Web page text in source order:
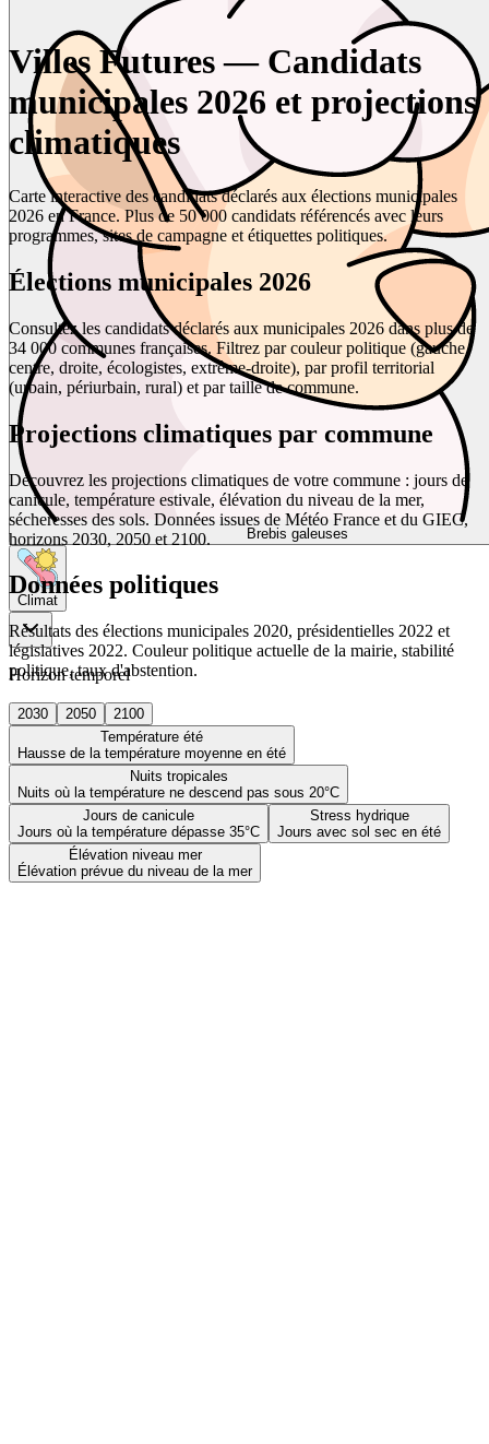
Brebis galeuses
Climat
Horizon temporel
2030 2050
2100
Température été
Hausse de la température moyenne en été
Nuits tropicales
Nuits où la température ne descend pas sous 20°C
Jours de canicule
Jours où la température dépasse 35°C
Stress hydrique
Jours avec sol sec en été
Élévation niveau mer
Élévation prévue du niveau de la mer
Villes Futures — Candidats
municipales 2026 et projections
climatiques
Carte interactive des candidats déclarés aux élections municipales
2026 en France. Plus de 50 000 candidats référencés avec leurs
programmes, sites de campagne et étiquettes politiques.
Élections municipales 2026
Consultez les candidats déclarés aux municipales 2026 dans plus de
34 000 communes françaises. Filtrez par couleur politique (gauche,
centre, droite, écologistes, extrême-droite), par profil territorial
(urbain, périurbain, rural) et par taille de commune.
Projections climatiques par commune
Découvrez les projections climatiques de votre commune : jours de
canicule, température estivale, élévation du niveau de la mer,
sécheresses des sols. Données issues de Météo France et du GIEC,
horizons 2030, 2050 et 2100.
Données politiques
Résultats des élections municipales 2020, présidentielles 2022 et
législatives 2022. Couleur politique actuelle de la mairie, stabilité
politique, taux d'abstention.